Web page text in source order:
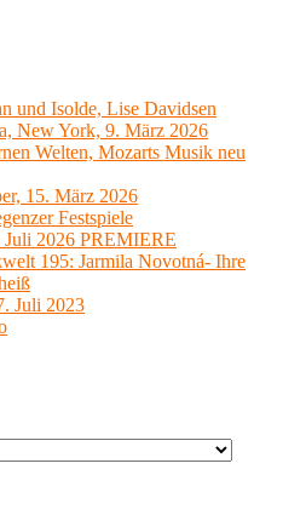
und Isolde, Lise Davidsen
New York, 9. März 2026
Welten, Mozarts Musik neu
15. März 2026
Festspiele
Juli 2026 PREMIERE
195: Jarmila Novotná- Ihre
Juli 2023